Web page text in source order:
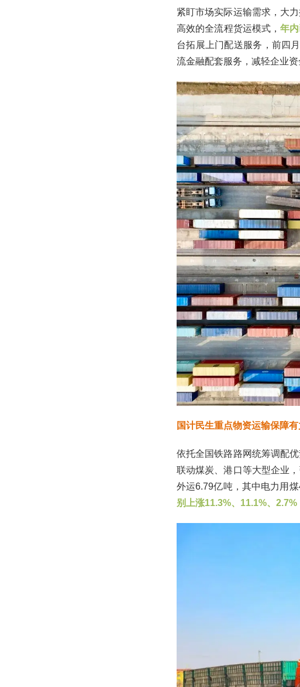
紧盯市场实际运输需求，大
高效的全流程货运模式，年
台拓展上门配送服务，前四
流金融配套服务，减轻企业
国计民生重点物资运输保障有
依托全国铁路路网统筹调配
联动煤炭、港口等大型企业
外运6.79亿吨，其中电力用
别上涨11.3%、11.1%、2.7%